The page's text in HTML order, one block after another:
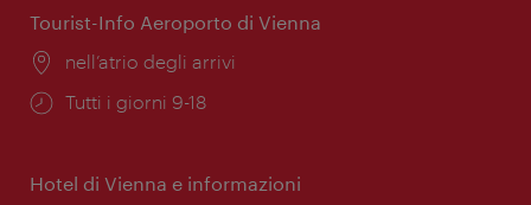
Tourist-Info Aeroporto di Vienna
Posizione:
nell’atrio degli arrivi
Orari
Tutti i giorni 9-18
Hotel di Vienna e informazioni